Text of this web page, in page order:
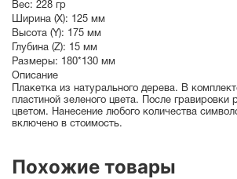
Вес: 228 гр
Ширина (X): 125 мм
Высота (Y): 175 мм
Глубина (Z): 15 мм
Размеры: 180*130 мм
Описание
Плакетка из натурального дерева. В
пластиной зеленого цвета. После гравировки
цветом. Нанесение любого количества
включено в стоимость.
Похожие товары